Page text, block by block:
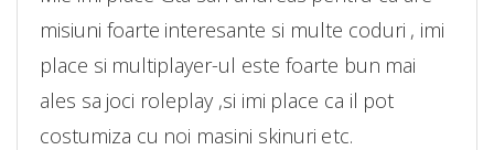
misiuni foarte interesante si multe coduri , imi
place si multiplayer-ul este foarte bun mai
ales sa joci roleplay ,si imi place ca il pot
costumiza cu noi masini skinuri etc.